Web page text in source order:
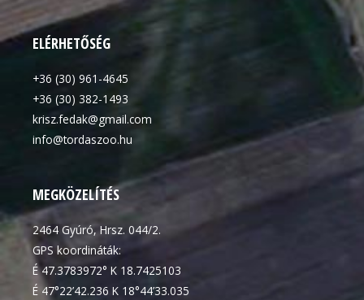
ELÉRHETŐSÉG
+36 (30) 961-4645
+36 (30) 382-1493
krisz.fedak@gmail.com
info@tordaszoo.hu
MEGKÖZELÍTÉS
2464 Gyúró, Hrsz. 044/2.
GPS koordináták:
É 47.3783972° K 18.7425103
É 47°22’42.236 K 18°44’33.035